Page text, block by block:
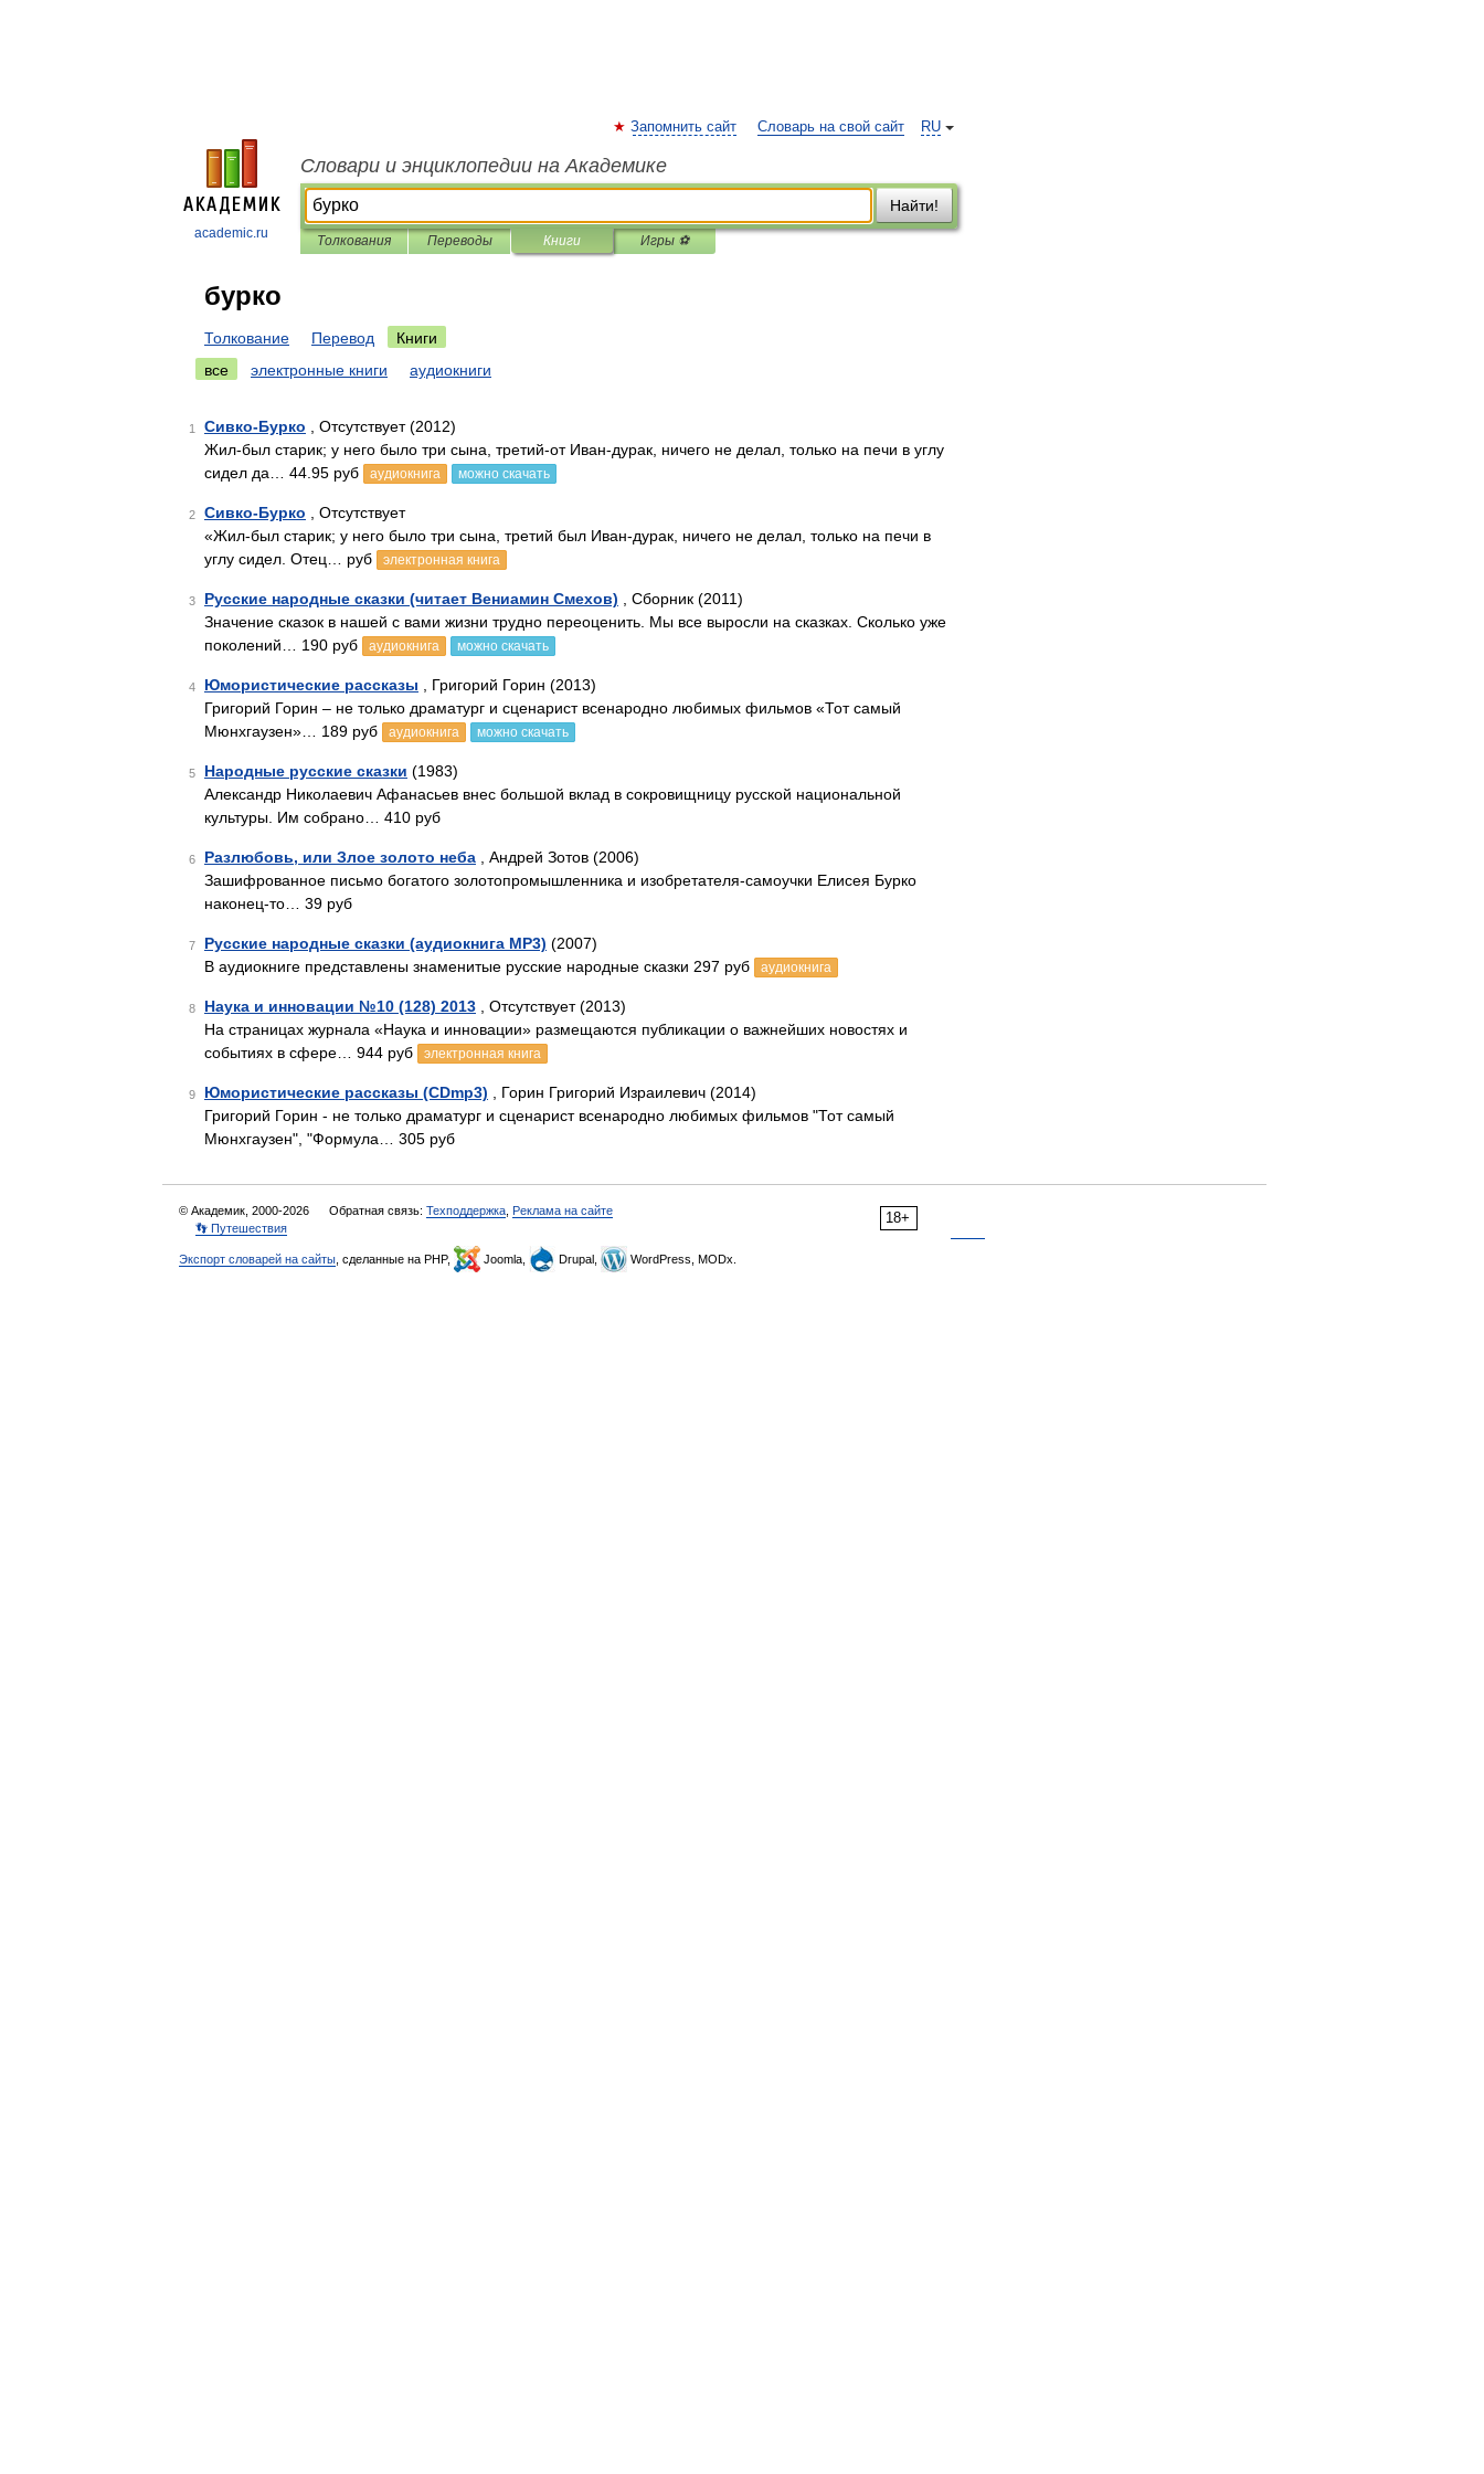
academic.ru
RU
Запомнить сайт Словарь на свой сайт
Словари и энциклопедии на Академике
Найти!
Толкования Переводы Книги Игры ⚽
бурко
Толкование Перевод
Книги
все
электронные книги аудиокниги
1 Сивко-Бурко , Отсутствует (2012)
Жил-был старик; у него было три сына, третий-от Иван-дурак, ничего не делал, только на печи в углу
сидел да… 44.95 руб
аудиокнига можно скачать
2 Сивко-Бурко , Отсутствует
«Жил-был старик; у него было три сына, третий был Иван-дурак, ничего не делал, только на печи в
углу сидел. Отец… руб
электронная книга
3 Русские народные сказки (читает Вениамин Смехов) , Сборник (2011)
Значение сказок в нашей с вами жизни трудно переоценить. Мы все выросли на сказках. Сколько уже
поколений… 190 руб
аудиокнига можно скачать
4 Юмористические рассказы , Григорий Горин (2013)
Григорий Горин – не только драматург и сценарист всенародно любимых фильмов «Тот самый
Мюнхгаузен»… 189 руб
аудиокнига можно скачать
5 Народные русские сказки (1983)
Александр Николаевич Афанасьев внес большой вклад в сокровищницу русской национальной
культуры. Им собрано… 410 руб
6 Разлюбовь, или Злое золото неба , Андрей Зотов (2006)
Зашифрованное письмо богатого золотопромышленника и изобретателя-самоучки Елисея Бурко
наконец-то… 39 руб
7 Русские народные сказки (аудиокнига MP3) (2007)
В аудиокниге представлены знаменитые русские народные сказки 297 руб
аудиокнига
8 Наука и инновации №10 (128) 2013 , Отсутствует (2013)
На страницах журнала «Наука и инновации» размещаются публикации о важнейших новостях и
событиях в сфере… 944 руб
электронная книга
9 Юмористические рассказы (CDmp3) , Горин Григорий Израилевич (2014)
Григорий Горин - не только драматург и сценарист всенародно любимых фильмов "Тот самый
Мюнхгаузен", "Формула… 305 руб
18+
© Академик, 2000-2026 Обратная связь: Техподдержка Реклама на сайте
👣 Путешествия
Экспорт словарей на сайты , сделанные на PHP, Joomla, Drupal, WordPress, MODx.